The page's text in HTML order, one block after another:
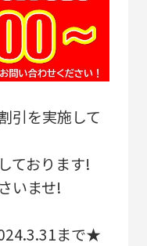
引を実施して
ております!
いませ!
まで★